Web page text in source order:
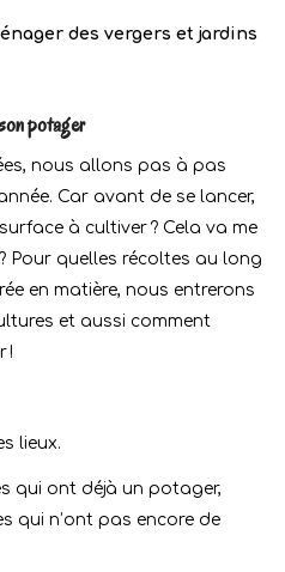
des vergers et jardins
potager
nous allons pas à pas
Car avant de se lancer,
à cultiver ? Cela va me
Pour quelles récoltes au long
en matière, nous entrerons
et aussi comment
!
lieux.
qui ont déjà un potager,
qui n’ont pas encore de